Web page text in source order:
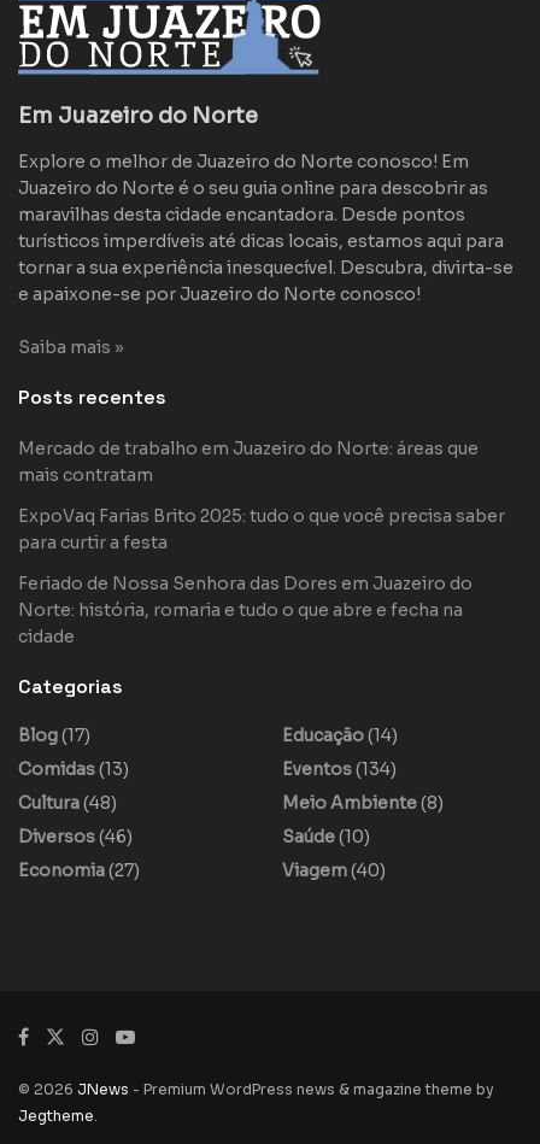
Em Juazeiro do Norte
Explore o melhor de Juazeiro do Norte conosco! Em
Juazeiro do Norte é o seu guia online para descobrir as
maravilhas desta cidade encantadora. Desde pontos
turísticos imperdíveis até dicas locais, estamos aqui para
tornar a sua experiência inesquecível. Descubra, divirta-se
e apaixone-se por Juazeiro do Norte conosco!
Saiba mais »
Posts recentes
Mercado de trabalho em Juazeiro do Norte: áreas que
mais contratam
ExpoVaq Farias Brito 2025: tudo o que você precisa saber
para curtir a festa
Feriado de Nossa Senhora das Dores em Juazeiro do
Norte: história, romaria e tudo o que abre e fecha na
cidade
Categorias
Blog(17)
Comidas(13)
Cultura(48)
Diversos(46)
Economia(27)
Educação(14)
Eventos(134)
Meio Ambiente(8)
Saúde(10)
Viagem(40)
© 2026 JNews - Premium WordPress news & magazine theme by
Jegtheme.